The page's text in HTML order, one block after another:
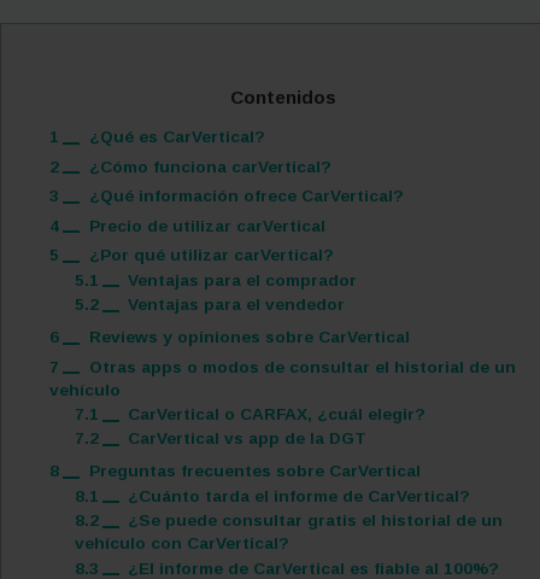
Contenidos
1
¿Qué es CarVertical?
2
¿Cómo funciona carVertical?
3
¿Qué información ofrece CarVertical?
4
Precio de utilizar carVertical
5
¿Por qué utilizar carVertical?
5.1
Ventajas para el comprador
5.2
Ventajas para el vendedor
6
Reviews y opiniones sobre CarVertical
7
Otras apps o modos de consultar el historial de un
vehículo
7.1
CarVertical o CARFAX, ¿cuál elegir?
7.2
CarVertical vs app de la DGT
8
Preguntas frecuentes sobre CarVertical
8.1
¿Cuánto tarda el informe de CarVertical?
8.2
¿Se puede consultar gratis el historial de un
vehículo con CarVertical?
8.3
¿El informe de CarVertical es fiable al 100%?